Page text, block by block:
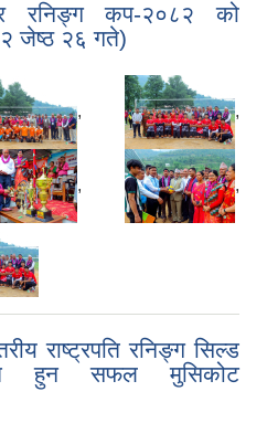
रनिङ्ग कप-२०८२ को
जेष्ठ २६ गते)
, ,
, ,
राष्ट्रपति रनिङ्ग सिल्ड
हुन सफल मुसिकोट